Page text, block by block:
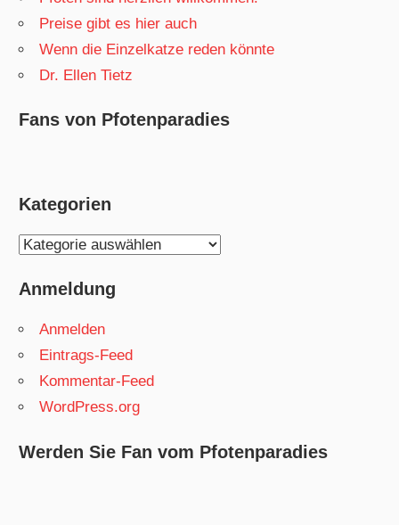
Preise gibt es hier auch
Wenn die Einzelkatze reden könnte
Dr. Ellen Tietz
Fans von Pfotenparadies
Kategorien
Kategorien
Anmeldung
Anmelden
Eintrags-Feed
Kommentar-Feed
WordPress.org
Werden Sie Fan vom Pfotenparadies